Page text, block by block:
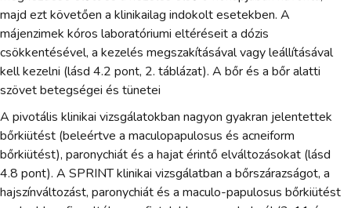
majd ezt követően a klinikailag indokolt esetekben. A
májenzimek kóros laboratóriumi eltéréseit a dózis
csökkentésével, a kezelés megszakításával vagy leállításával
kell kezelni (lásd 4.2 pont, 2. táblázat). A bőr és a bőr alatti
szövet betegségei és tünetei
A pivotális klinikai vizsgálatokban nagyon gyakran jelentettek
bőrkiütést (beleértve a maculopapulosus és acneiform
bőrkiütést), paronychiát és a hajat érintő elváltozásokat (lásd
4.8 pont). A SPRINT klinikai vizsgálatban a bőrszárazságot, a
hajszínváltozást, paronychiát és a maculo-papulosus bőrkiütést